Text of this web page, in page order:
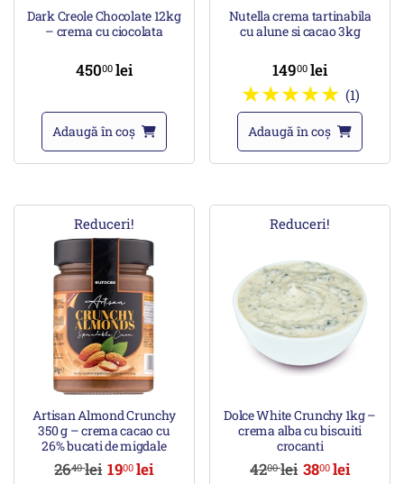
Dark Creole Chocolate 12kg
– crema cu ciocolata
45000 lei
Adaugă în coș
Nutella crema tartinabila
cu alune si cacao 3kg
14900lei
(1)
Adaugă în coș
Reduceri!
Artisan Almond Crunchy
350 g – crema cacao cu
26% bucati de migdale
2640lei 1900lei
Reduceri!
Dolce White Crunchy 1kg –
crema alba cu biscuiti
crocanti
4200lei 3800lei